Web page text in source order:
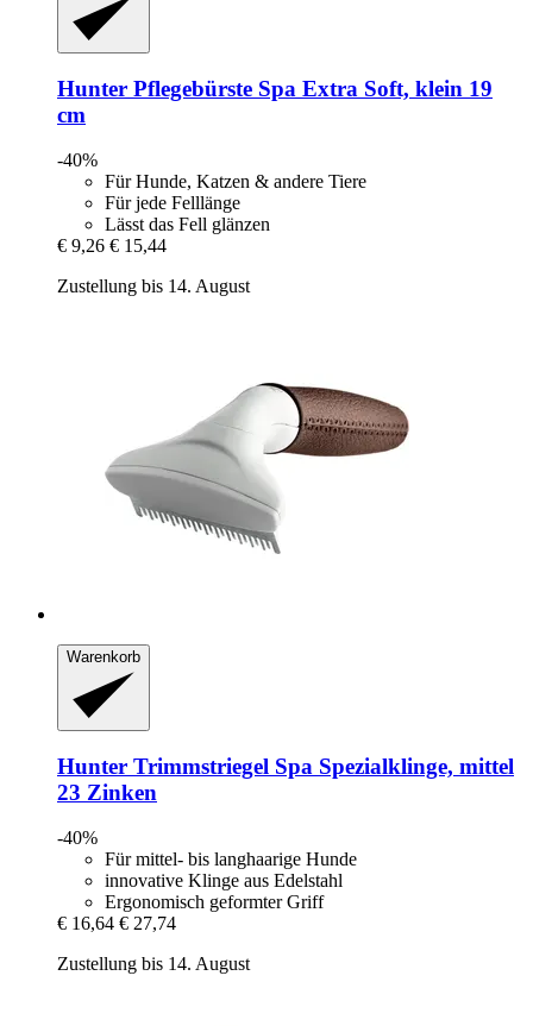
Hunter Pflegebürste Spa Extra Soft, klein 19
cm
-40%
Für Hunde, Katzen & andere Tiere
Für jede Felllänge
Lässt das Fell glänzen
€ 9,26 € 15,44
Zustellung bis 14. August
Warenkorb
Hunter Trimmstriegel Spa Spezialklinge, mittel
23 Zinken
-40%
Für mittel- bis langhaarige Hunde
innovative Klinge aus Edelstahl
Ergonomisch geformter Griff
€ 16,64 € 27,74
Zustellung bis 14. August